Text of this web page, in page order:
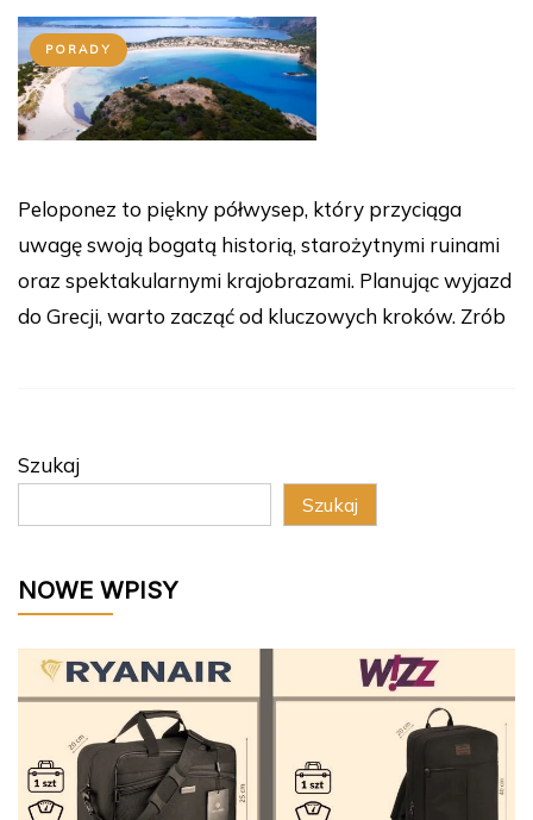
PORADY
Peloponez to piękny półwysep, który przyciąga
uwagę swoją bogatą historią, starożytnymi ruinami
oraz spektakularnymi krajobrazami. Planując wyjazd
do Grecji, warto zacząć od kluczowych kroków. Zrób
Szukaj
Szukaj
NOWE WPISY